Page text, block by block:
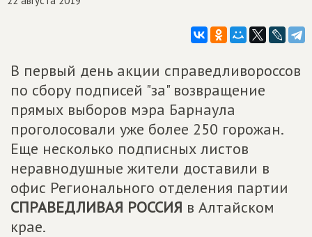
В первый день акции справедливороссов
по сбору подписей "за" возвращение
прямых выборов мэра Барнаула
проголосовали уже более 250 горожан.
Еще несколько подписных листов
неравнодушные жители доставили в
офис Регионального отделения партии
СПРАВЕДЛИВАЯ РОССИЯ в Алтайском
крае.